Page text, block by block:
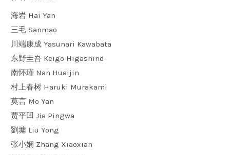
海岩 Hai Yan
三毛 Sanmao
川端康成 Yasunari Kawabata
东野圭吾 Keigo Higashino
南怀瑾 Nan Huaijin
村上春树 Haruki Murakami
莫言 Mo Yan
贾平凹 Jia Pingwa
劉墉 Liu Yong
张小娴 Zhang Xiaoxian